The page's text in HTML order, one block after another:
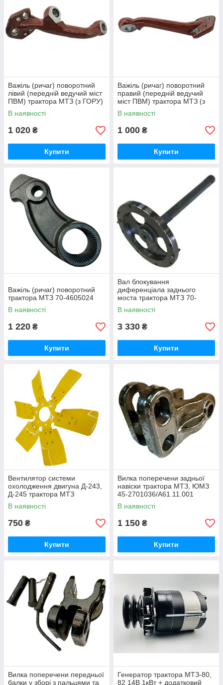
Важіль (ричаг) поворотний
лівий (передній ведучий міст
ПВМ) трактора МТЗ (з ГОРУ)
72-2308075-01
В наявності
1 020 ₴
Купити
Важіль (ричаг) поворотний
правий (передній ведучий
міст ПВМ) трактора МТЗ (з
ГОРУ) 72-2308074
В наявності
1 000 ₴
Купити
Важіль (ричаг) поворотний
трактора МТЗ 70-4605024
В наявності
1 220 ₴
Купити
Вал блокування
диференціала заднього
моста трактора МТЗ 70-
2409020
В наявності
3 330 ₴
Купити
Вентилятор системи
охолодження двигуна Д-243,
Д-245 трактора МТЗ
В наявності
750 ₴
Купити
Вилка поперечени задньої
навіски трактора МТЗ, ЮМЗ
45-2701036/А61.11.001
В наявності
1 150 ₴
Купити
Вилка поперечени передньої
балки у зборі з пальцями та
Генератор трактора МТЗ-80,
82 14В 1кВт + додатковий